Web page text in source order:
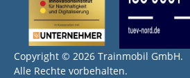
Copyright © 2026 Trainmobil GmbH.
Alle Rechte vorbehalten.